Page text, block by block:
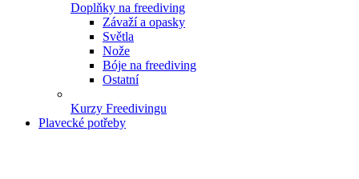
Doplňky na freediving
Závaží a opasky
Světla
Nože
Bóje na freediving
Ostatní
Kurzy Freedivingu
Plavecké potřeby